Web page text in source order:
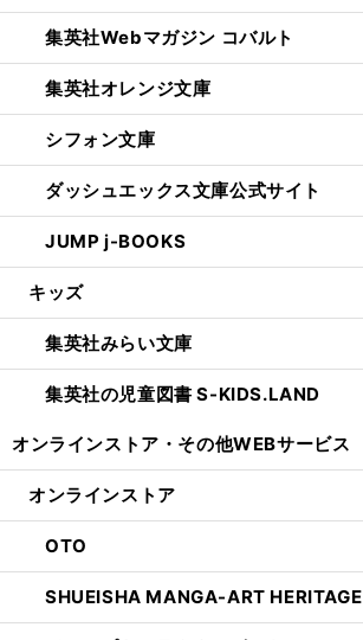
集英社Webマガジン コバルト
集英社オレンジ文庫
シフォン文庫
ダッシュエックス文庫公式サイト
JUMP j-BOOKS
キッズ
集英社みらい文庫
集英社の児童図書 S-KIDS.LAND
オンラインストア・ その他WEBサービス
オンラインストア
OTO
SHUEISHA MANGA-ART HERITAGE